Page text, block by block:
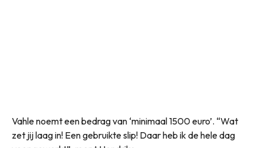
Vahle noemt een bedrag van ‘minimaal 1500 euro’. “Wat
zet jij laag in! Een gebruikte slip! Daar heb ik de hele dag